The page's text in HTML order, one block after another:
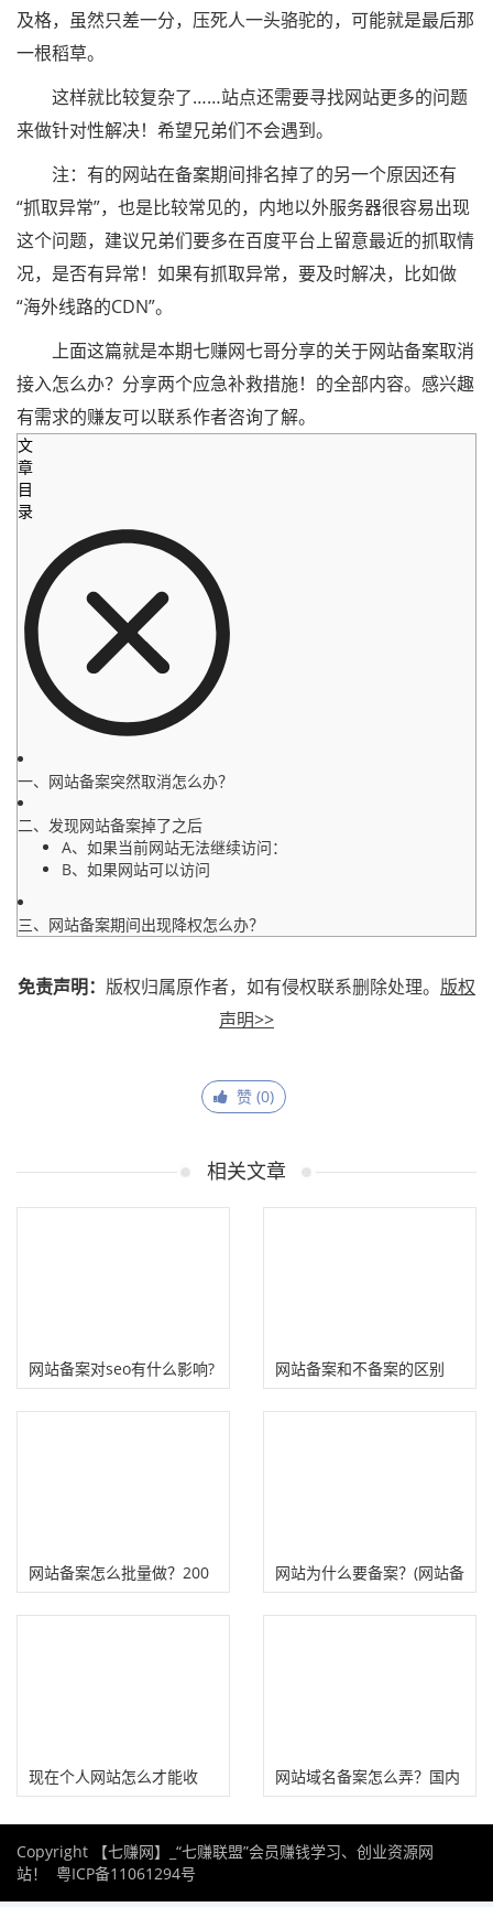
及格，虽然只差一分，压死人一头骆驼的，可能就是最后那
一根稻草。
这样就比较复杂了……站点还需要寻找网站更多的问题
来做针对性解决！希望兄弟们不会遇到。
注：有的网站在备案期间排名掉了的另一个原因还有
“抓取异常”，也是比较常见的，内地以外服务器很容易出现
这个问题，建议兄弟们要多在百度平台上留意最近的抓取情
况，是否有异常！如果有抓取异常，要及时解决，比如做
“海外线路的CDN”。
上面这篇就是本期七赚网七哥分享的关于网站备案取消
接入怎么办？分享两个应急补救措施！的全部内容。感兴趣
有需求的赚友可以联系作者咨询了解。
文
章
目
录
一、网站备案突然取消怎么办？
二、发现网站备案掉了之后
A、如果当前网站无法继续访问：
B、如果网站可以访问
三、网站备案期间出现降权怎么办？
免责声明： 版权归属原作者，如有侵权联系删除处理。 版权
声明>>
赞 (0)
相关文章
网站备案对seo有什么影响?
赚钱有保障!
网站备案和不备案的区别
（影响网站优化推广）
网站备案怎么批量做？200
多个人网站批量备案经验
网站为什么要备案？(网站备
案对SEO优化的影响)
现在个人网站怎么才能收
网站域名备案怎么弄？国内
Copyright 【七赚网】_“七赚联盟”会员赚钱学习、创业资源网
站！ 粤ICP备11061294号